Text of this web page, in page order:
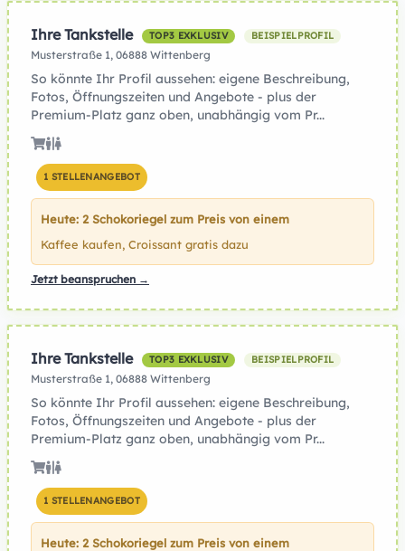
Ihre Tankstelle TOP3 EXKLUSIV BEISPIELPROFIL
Musterstraße 1, 06888 Wittenberg
So könnte Ihr Profil aussehen: eigene Beschreibung,
Fotos, Öffnungszeiten und Angebote - plus der
Premium-Platz ganz oben, unabhängig vom Pr...
1 STELLENANGEBOT
Heute: 2 Schokoriegel zum Preis von einem
Kaffee kaufen, Croissant gratis dazu
Jetzt beanspruchen →
Ihre Tankstelle TOP3 EXKLUSIV BEISPIELPROFIL
Musterstraße 1, 06888 Wittenberg
So könnte Ihr Profil aussehen: eigene Beschreibung,
Fotos, Öffnungszeiten und Angebote - plus der
Premium-Platz ganz oben, unabhängig vom Pr...
1 STELLENANGEBOT
Heute: 2 Schokoriegel zum Preis von einem